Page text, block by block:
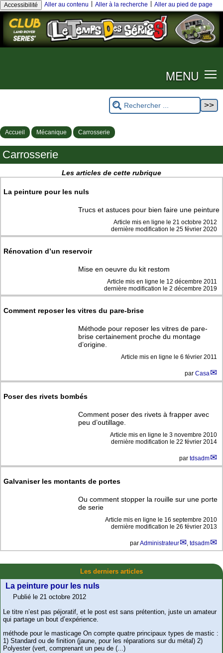
Accessibilité Aller au contenu Aller à la recherche Aller au pied de page
MENU
Accueil Mécanique Carrosserie
Carrosserie
Les articles de cette rubrique
La peinture pour les nuls
Trucs et astuces pour bien faire une peinture
Article mis en ligne le 21 octobre 2012
dernière modification le 25 février 2020
Rénovation d’un reservoir
Mise en oeuvre du kit restom
Article mis en ligne le 12 décembre 2011
dernière modification le 2 décembre 2019
Comment reposer les vitres du pare-brise
Méthode pour reposer les vitres de pare-
brise certainement proche du montage
d’origine.
Article mis en ligne le 6 février 2011
par Casa
Poser des rivets bombés
Comment poser des rivets à frapper avec
peu d’outillage.
Article mis en ligne le 3 novembre 2010
dernière modification le 22 février 2014
par tdsadm
Galvaniser les montants de portes
Ou comment stopper la rouille sur une porte
de serie
Article mis en ligne le 16 septembre 2010
dernière modification le 26 février 2013
parAdministrateur , tdsadm
Les derniers articles
La peinture pour les nuls
Publié le 21 octobre 2012
Le titre n’est pas péjoratif, et le post est sans prétention, juste un amateur
qui partage un bout d’expérience.
méthode pour le masticage On compte quatre principaux types de mastic :
1) Standard ou de finition (jaune, pour les réparations sur du métal) 2)
Polyester (vert, comprenant un peu de (...)